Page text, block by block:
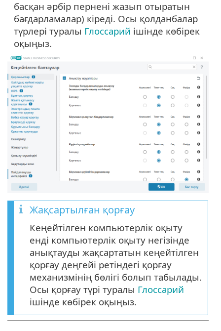
басқан әрбір пернені жазып отыратын
бағдарламалар) кіреді. Осы қолданбалар
түрлері туралы Глоссарий ішінде көбірек
оқыңыз.
Жақсартылған қорғау
Кеңейтілген компьютерлік оқыту
енді компьютерлік оқыту негізінде
анықтауды жақсартатын кеңейтілген
қорғау деңгейі ретіндегі қорғау
механизмінің бөлігі болып табылады.
Осы қорғау түрі туралы Глоссарий
ішінде көбірек оқыңыз.